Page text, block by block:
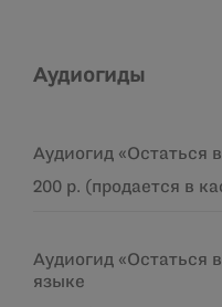
Аудиогиды
Аудиогид «Остаться
200 р. (продается в
Аудиогид «Остаться
языке